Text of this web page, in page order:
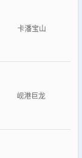
卡潘宝山
岘港巨龙